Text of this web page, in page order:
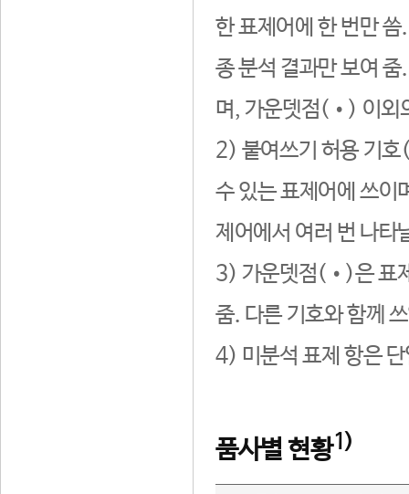
한 표제어에 한 번만
종 분석 결과만 보여
며, 가운뎃점(•) 이외
2) 붙여쓰기 허용 기호
수 있는 표제어에 쓰이
제어에서 여러 번 나타
3) 가운뎃점(•)은 표
줌. 다른 기호와 함께
4) 미분석 표제 항은
품사별 현황1)